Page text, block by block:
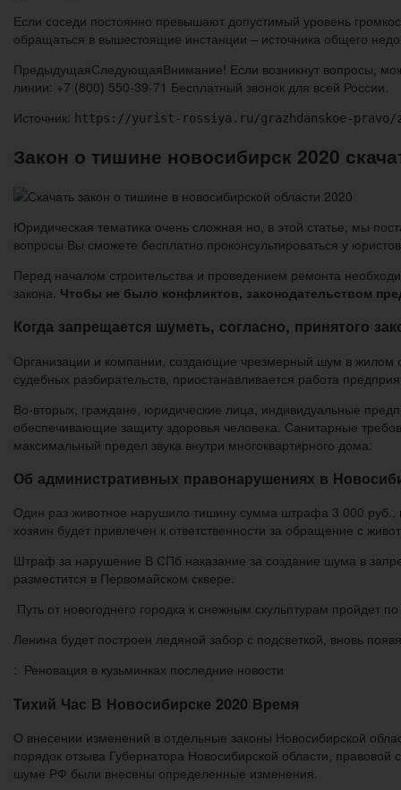
Если соседи постоянно превышают допустимый уровень
обращаться в вышестоящие инстанции – источника общего
ПредыдущаяСледующаяВнимание! Если возникнут вопросы,
линии: +7 (800) 550-39-71 Бесплатный звонок для всей России.
Источник: https://yurist-rossiya.ru/grazhdanskoe-pravo/
Закон о тишине новосибирск 2020
Юридическая тематика очень сложная но, в этой статье, мы
вопросы Вы сможете бесплатно проконсультироваться у
Перед началом строительства и проведением ремонта
закона. Чтобы не было конфликтов, законодательством
Когда запрещается шуметь, согласно, принятого
Организации и компании, создающие чрезмерный шум в жилом
судебных разбирательств, приостанавливается работа
Во-вторых, граждане, юридические лица, индивидуальные
обеспечивающие защиту здоровья человека. Санитарные
максимальный предел звука внутри многоквартирного дома:
Об административных правонарушениях в
Один раз животное нарушило тишину сумма штрафа 3 000
хозяин будет привлечен к ответственности за обращение с
Штраф за нарушение В СПб наказание за создание шума в
разместится в Первомайском сквере.
Путь от новогоднего городка к снежным скульптурам пройдет
Ленина будет построен ледяной забор с подсветкой, вновь
: Реновация в кузьминках последние новости
Тихий Час В Новосибирске 2020 Время
О внесении изменений в отдельные законы Новосибирской
порядок отзыва Губернатора Новосибирской области,
шуме РФ были внесены определенные изменения.